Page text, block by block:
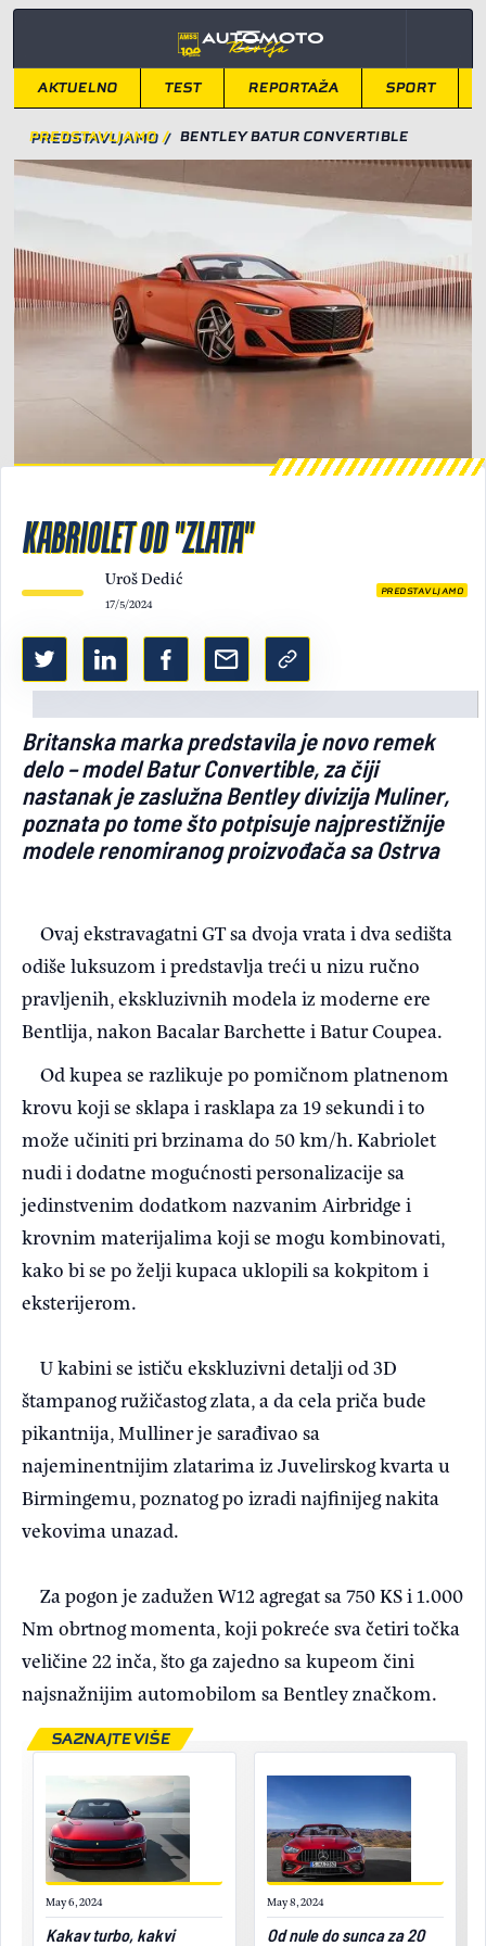
Light/Dark mode
AKTUELNO TEST REPORTAŽA SPORT
PREDSTAVLJAMO / BENTLEY BATUR CONVERTIBLE
KABRIOLET OD "ZLATA"
Uroš Dedić
17/5/2024
PREDSTAVLJAMO
Britanska marka predstavila je novo remek
delo – model Batur Convertible, za čiji
nastanak je zaslužna Bentley divizija Muliner,
poznata po tome što potpisuje najprestižnije
modele renomiranog proizvođača sa Ostrva
Ovaj ekstravagatni GT sa dvoja vrata i dva sedišta
odiše luksuzom i predstavlja treći u nizu ručno
pravljenih, ekskluzivnih modela iz moderne ere
Bentlija, nakon Bacalar Barchette i Batur Coupea.
Od kupea se razlikuje po pomičnom platnenom
krovu koji se sklapa i rasklapa za 19 sekundi i to
može učiniti pri brzinama do 50 km/h. Kabriolet
nudi i dodatne mogućnosti personalizacije sa
jedinstvenim dodatkom nazvanim Airbridge i
krovnim materijalima koji se mogu kombinovati,
kako bi se po želji kupaca uklopili sa kokpitom i
eksterijerom.
U kabini se ističu ekskluzivni detalji od 3D
štampanog ružičastog zlata, a da cela priča bude
pikantnija, Mulliner je sarađivao sa
najeminentnijim zlatarima iz Juvelirskog kvarta u
Birmingemu, poznatog po izradi najfinijeg nakita
vekovima unazad.
Za pogon je zadužen W12 agregat sa 750 KS i 1.000
Nm obrtnog momenta, koji pokreće sva četiri točka
veličine 22 inča, što ga zajedno sa kupeom čini
najsnažnijim automobilom sa Bentley značkom.
May 6, 2024
Kakav turbo, kakvi
May 8, 2024
Od nule do sunca za 20
SAZNAJTE VIŠE